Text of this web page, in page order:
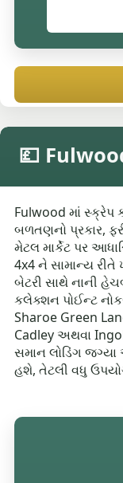
💷
Fulwood માં સ્ક્રેપ
બળતણનો પ્રકાર,
મેટલ માર્કેટ પર
4x4 ને સામાન્ય રીતે
બેટરી સાથે નાની
કલેક્શન પોઈન્ટ
Sharoe Green
Cadley અથવા
સમાન લોડિંગ
હશે, તેટલી વધુ